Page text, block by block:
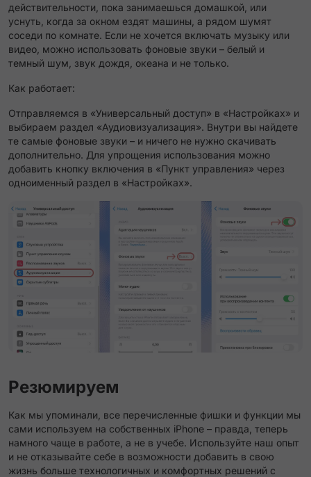
действительности, пока занимаешься домашкой, или
уснуть, когда за окном ездят машины, а рядом шумят
соседи по комнате. Если не хочется включать музыку или
видео, можно использовать фоновые звуки – белый и
темный шум, звук дождя, океана и не только.
Как работает:
Отправляемся в «Универсальный доступ» в «Настройках» и
выбираем раздел «Аудиовизуализация». Внутри вы найдете
те самые фоновые звуки – и ничего не нужно скачивать
дополнительно. Для упрощения использования можно
добавить кнопку включения в «Пункт управления» через
одноименный раздел в «Настройках».
Резюмируем
Как мы упоминали, все перечисленные фишки и функции мы
сами используем на собственных iPhone – правда, теперь
намного чаще в работе, а не в учебе. Используйте наш опыт
и не отказывайте себе в возможности добавить в свою
жизнь больше технологичных и комфортных решений с